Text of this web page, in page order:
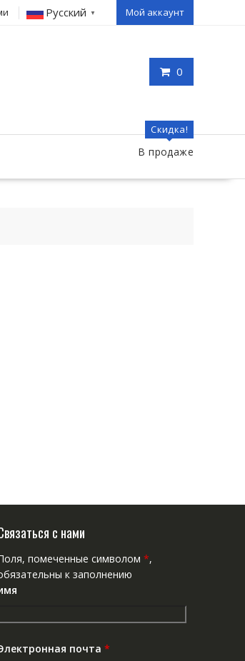
Русский ▼ Мой аккаунт
0
Скидка!
В продаже
с нами
помеченные символом *,
к заполнению
почта *